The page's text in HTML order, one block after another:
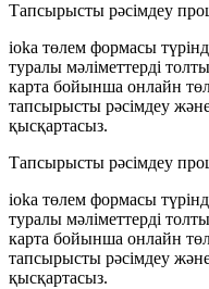
Тапсырысты рәсімдеу
ioka төлем формасы
туралы мәліметтерді
карта бойынша онлайн
тапсырысты рәсімдеу
қысқартасыз.
Тапсырысты рәсімдеу
ioka төлем формасы
туралы мәліметтерді
карта бойынша онлайн
тапсырысты рәсімдеу
қысқартасыз.